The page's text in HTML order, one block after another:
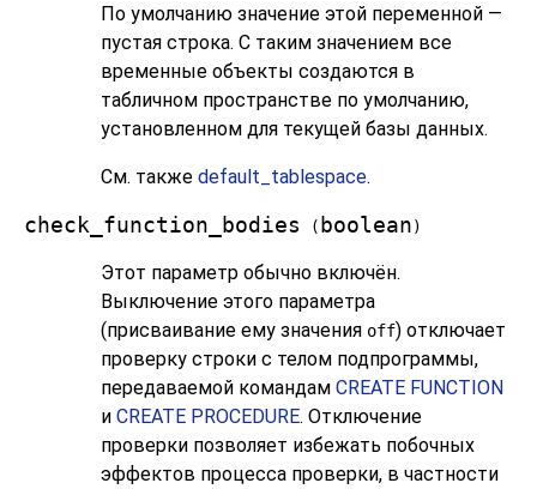
По умолчанию значение этой переменной —
пустая строка. С таким значением все
временные объекты создаются в
табличном пространстве по умолчанию,
установленном для текущей базы данных.
См. также default_tablespace.
check_function_bodies ( boolean )
Этот параметр обычно включён.
Выключение этого параметра
(присваивание ему значения off) отключает
проверку строки с телом подпрограммы,
передаваемой командам CREATE FUNCTION
и CREATE PROCEDURE. Отключение
проверки позволяет избежать побочных
эффектов процесса проверки, в частности